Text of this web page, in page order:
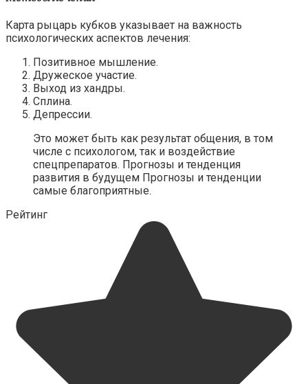
Карта рыцарь кубков указывает на важность
психологических аспектов лечения:
Позитивное мышление.
Дружеское участие.
Выход из хандры.
Сплина.
Депрессии.
Это может быть как результат общения, в том
числе с психологом, так и воздействие
спецпрепаратов. Прогнозы и тенденция
развития в будущем Прогнозы и тенденции
самые благоприятные.
Рейтинг